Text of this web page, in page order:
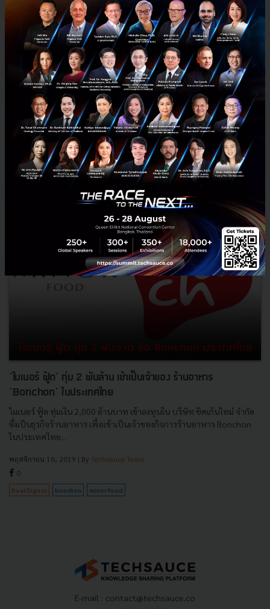
MINOR Food เผยแผนครึ่งหลังปี 2020 เตรียม Cloud
Kitchen ตอบ Demand ฝั่ง Delivery
Minor Food เผยแผนครึ่งหลังปี 2020 แย้มกลับมาเปิดบริการแล้ว 95
เปอร์เซ็นต์ ชู Cloud Kitchen ตอบ Demand บริการ Delivery...
กรกฎาคม 31, 2020| By Techsauce Team
News MINOR MINOR Food cloud-kitchen
‘ไมเนอร์ ฟู้ด’ ทุ่ม 2 พันล้าน เข้าเป็นเจ้าของ ร้านอาหาร
‘Bonchon’ ในประเทศไทย
ไมเนอร์ ฟู้ด ทุ่มเงิน 2,000 ล้านบาท เข้าลงทุนใน บริษัท ชิคเก้นไทม์ จำกัด
ซึ่งเป็นธุรกิจร้านอาหาร เพื่อเข้าเป็นเจ้าของกิจการร้านอาหาร Bonchon
ในประเทศไทย...
พฤศจิกายน 18, 2019 | By Techsauce Team
0
Deal Digest bonchon minor food
E-mail : contact@techsauce.co